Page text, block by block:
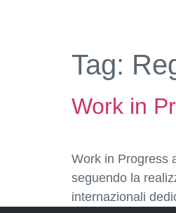
Tag:
Work in
Work in Progress
seguendo la
internazionali